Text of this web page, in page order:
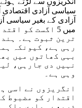
سیاسی آزادی اقتصادی
آزادی کے بغیر سیاسی
میں 5 اگست کو
ترین ثبوت ہے۔
رہی ہے، کیونکہ
بہی کھاتوں میں
نہیں دی جارہی،
وہی ہے۔
انگریزوں نے اسی
اقتدار کو مضبوط
ذریعے ہماری ملکی